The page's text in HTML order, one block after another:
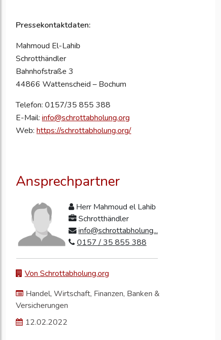
Pressekontaktdaten:
Mahmoud El-Lahib
Schrotthändler
Bahnhofstraße 3
44866 Wattenscheid – Bochum
Telefon: 0157/35 855 388
E-Mail: info@schrottabholung.org
Web: https://schrottabholung.org/
Ansprechpartner
Herr Mahmoud el Lahib
Schrotthändler
info@schrottabholung...
0157 / 35 855 388
Von Schrottabholung.org
Handel, Wirtschaft, Finanzen, Banken &
Versicherungen
12.02.2022